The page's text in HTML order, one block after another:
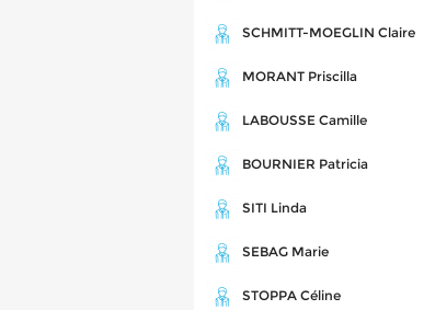
SCHMITT-MOEGLIN Claire
MORANT Priscilla
LABOUSSE Camille
BOURNIER Patricia
SITI Linda
SEBAG Marie
STOPPA Céline